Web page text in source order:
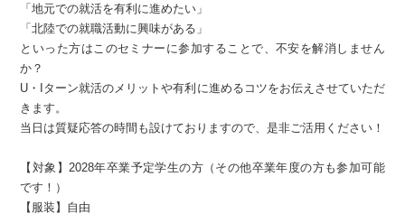
「地元での就活を有利に進めたい」
「北陸での就職活動に興味がある」
といった方はこのセミナーに参加することで、不安を解消しません
か？
U・Iターン就活のメリットや有利に進めるコツをお伝えさせていただ
きます。
当日は質疑応答の時間も設けておりますので、是非ご活用ください！
【対象】2028年卒業予定学生の方（その他卒業年度の方も参加可能
です！）
【服装】自由